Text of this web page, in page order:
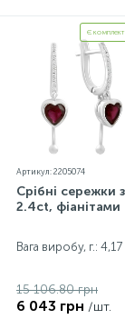
Є комплект
Артикул: 2205074
Срібні сережки
2.4ct, фіанітами
Вага виробу, г.: 4,17
15 106.80 грн
6 043 грн /шт.